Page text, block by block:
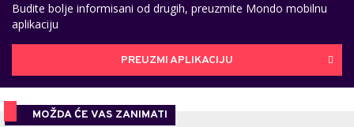
Budite bolje informisani od drugih, preuzmite Mondo mobilnu
aplikaciju
PREUZMI APLIKACIJU
MOŽDA ĆE VAS ZANIMATI